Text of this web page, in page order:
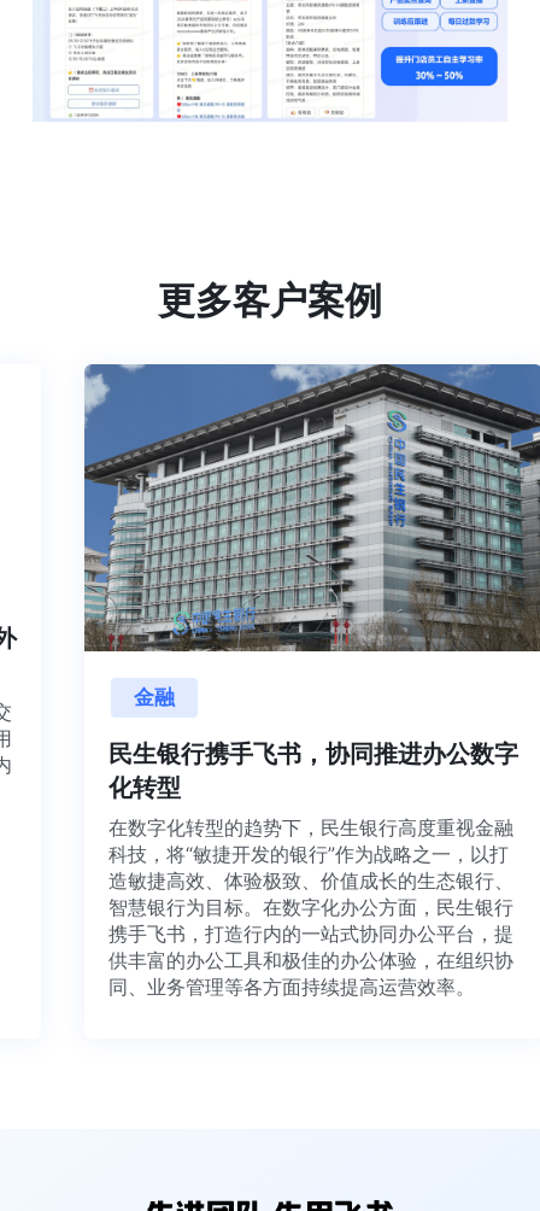
更多客户案例
外
交
用
内
金融
民生银行携手飞书，协同推进办公数
化转型
在数字化转型的趋势下，民生银行高度重视金
科技，将“敏捷开发的银行”作为战略之一，以
造敏捷高效、体验极致、价值成长的生态银行
智慧银行为目标。在数字化办公方面，民生银
携手飞书，打造行内的一站式协同办公平台，
供丰富的办公工具和极佳的办公体验，在组织
同、业务管理等各方面持续提高运营效率。